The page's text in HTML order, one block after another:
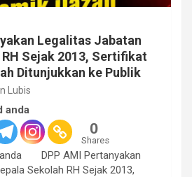
Legalitas Jabatan
Sejak 2013, Sertifikat
Ditunjukkan ke Publik
Lubis
anda
0
Shares
anda DPP AMI Pertanyakan
Sekolah RH Sejak 2013,